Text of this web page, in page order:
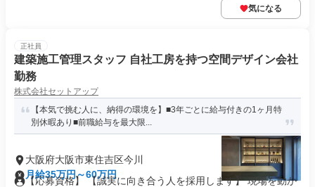
気になる
正社員
建築施工管理スタッフ 自社工房を持つ空間デザイン会社
勤務
株式会社セットアップ
【本気で挑む人に、納得の環境を】■3年ごとに給与付きの1ヶ月特
別休暇あり■前職給与を最大限...
大阪府大阪市東住吉区今川
月給35万円～60万円
【応募資格】 【誠実に向き合う人を採用します】 現場を動か